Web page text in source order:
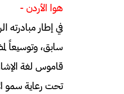
هوا الأردن -
في إطار
سابق، وتوسيعاً
قاموس لغة
تحت رعاية سمو